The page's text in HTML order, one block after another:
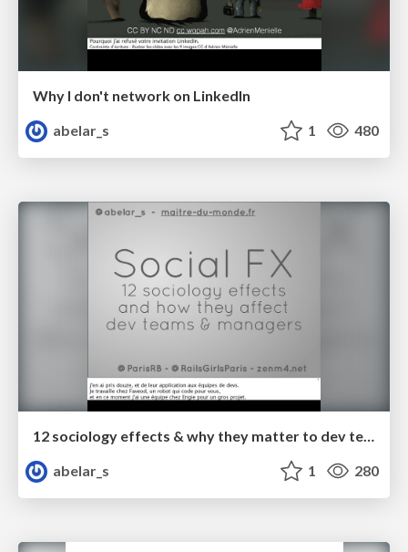
Why I don't network on LinkedIn
abelar_s
1 480
abelar_s
1 280